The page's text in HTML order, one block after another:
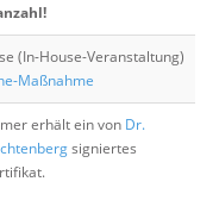
(In-House-Veranstaltung)
Maßnahme
erhält ein von Dr.
signiertes